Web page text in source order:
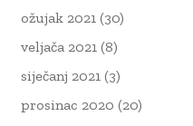
ožujak 2021 (30)
veljača 2021 (8)
siječanj 2021 (3)
prosinac 2020 (20)